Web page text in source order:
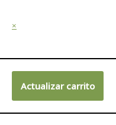
×
Actualizar carrito